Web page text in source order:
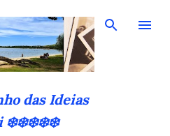
principal
das Ideias
❄️❄️❄️❄️❄️